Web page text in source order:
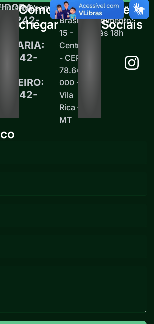
99242-
Como
chegar
Av.
Brasil,
15 -
Centro
- CEP
78.645-
000 -
Vila
Rica -
MT
Horário de
atendimento:
12h às 18h
Redes
Sociais